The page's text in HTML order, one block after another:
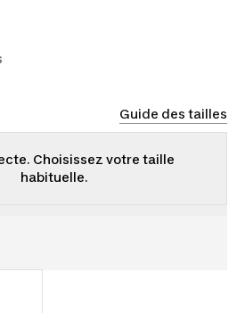
Guide des tailles
Choisissez votre taille
habituelle.